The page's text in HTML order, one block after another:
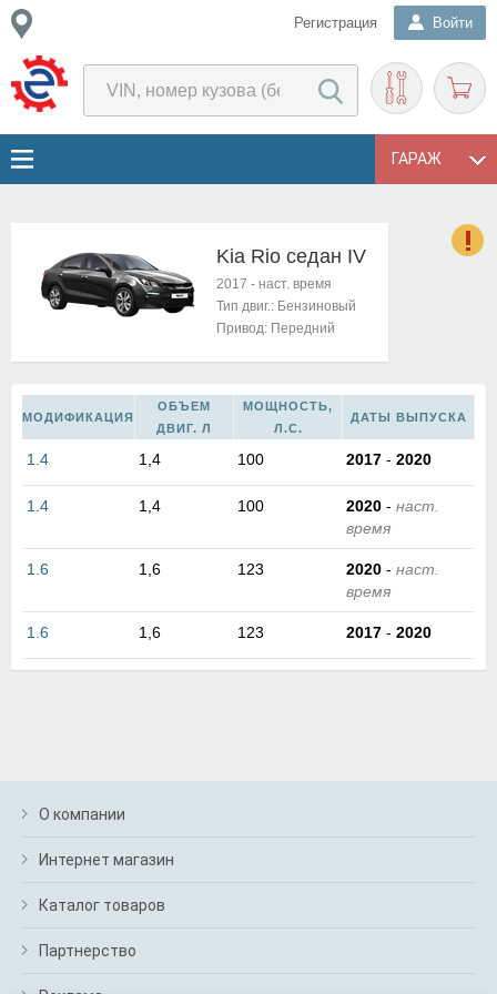
Регистрация Войти
ГАРАЖ
Kia Rio седан IV
2017 - наст. время
Тип двиг.: Бензиновый
Привод: Передний
МОДИФИКАЦИЯ
ОБЪЕМ
ДВИГ. Л
МОЩНОСТЬ,
Л.С.
ДАТЫ ВЫПУСКА
1.4 1,4 100 2017 - 2020
1.4 1,4 100 2020 - наст.
время
1.6 1,6 123 2020 - наст.
время
1.6 1,6 123 2017 - 2020
О компании
Интернет магазин
Каталог товаров
Партнерство